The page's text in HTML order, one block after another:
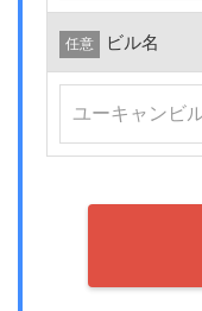
任意 ビル名